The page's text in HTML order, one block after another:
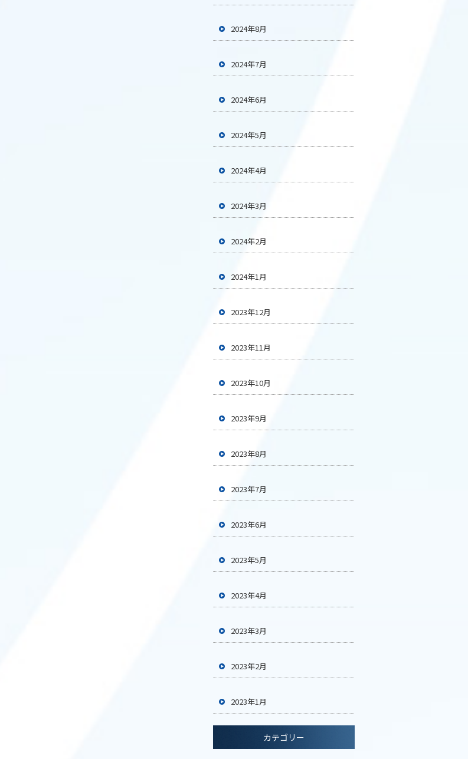
2024年8月
2024年7月
2024年6月
2024年5月
2024年4月
2024年3月
2024年2月
2024年1月
2023年12月
2023年11月
2023年10月
2023年9月
2023年8月
2023年7月
2023年6月
2023年5月
2023年4月
2023年3月
2023年2月
2023年1月
カテゴリー